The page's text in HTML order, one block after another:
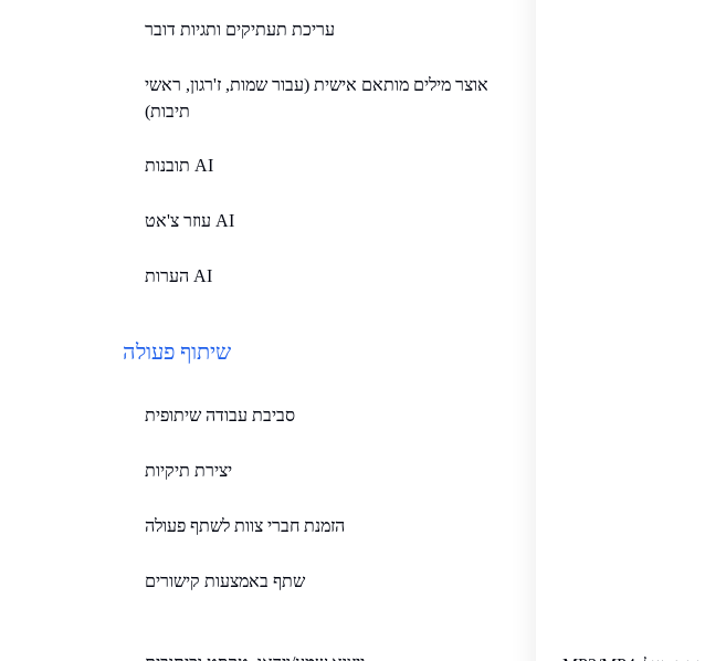
עריכת תעתיקים ותגיות דובר
אוצר מילים מותאם אישית (עבור שמות, ז'רגון, ראשי
תיבות)
תובנות AI
עוזר צ'אט AI
הערות AI
שיתוף פעולה
סביבת עבודה שיתופית
יצירת תיקיות
הזמנת חברי צוות לשתף פעולה
שתף באמצעות קישורים